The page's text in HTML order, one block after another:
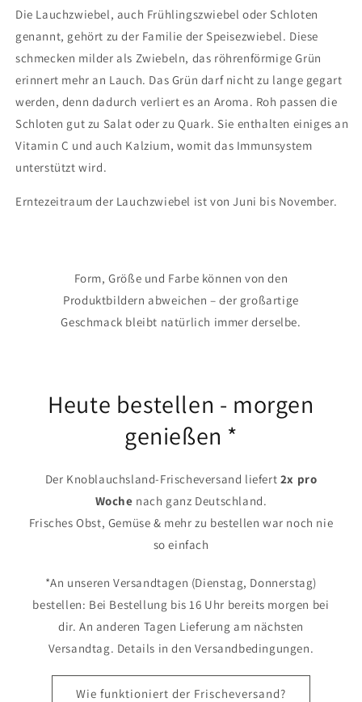
Die Lauchzwiebel, auch Frühlingszwiebel oder Schloten
genannt, gehört zu der Familie der Speisezwiebel. Diese
schmecken milder als Zwiebeln, das röhrenförmige Grün
erinnert mehr an Lauch. Das Grün darf nicht zu lange gegart
werden, denn dadurch verliert es an Aroma. Roh passen die
Schloten gut zu Salat oder zu Quark. Sie enthalten einiges an
Vitamin C und auch Kalzium, womit das Immunsystem
unterstützt wird.
Erntezeitraum der Lauchzwiebel ist von Juni bis November.
Form, Größe und Farbe können von den
Produktbildern abweichen – der großartige
Geschmack bleibt natürlich immer derselbe.
Heute bestellen - morgen
genießen *
Der Knoblauchsland-Frischeversand liefert 2x pro
Woche nach ganz Deutschland.
Frisches Obst, Gemüse & mehr zu bestellen war noch nie
so einfach
*An unseren Versandtagen (Dienstag, Donnerstag)
bestellen: Bei Bestellung bis 16 Uhr bereits morgen bei
dir. An anderen Tagen Lieferung am nächsten
Versandtag. Details in den Versandbedingungen.
Wie funktioniert der Frischeversand?